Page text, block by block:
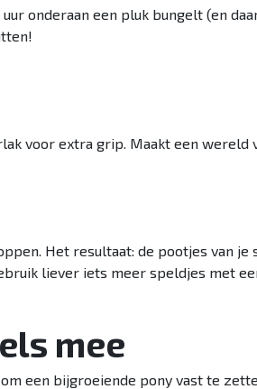
onderaan een pluk bungelt (en
voor extra grip. Maakt een wereld
Het resultaat: de pootjes van je
liever iets meer speldjes met
mee
een bijgroeiende pony vast te